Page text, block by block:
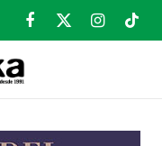
Facebook
X
Instagram